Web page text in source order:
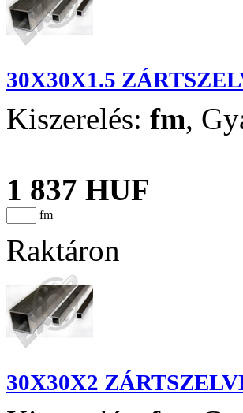
30X30X1.5
Kiszerelés: fm,
1 837 HUF
fm
Raktáron
30X30X2